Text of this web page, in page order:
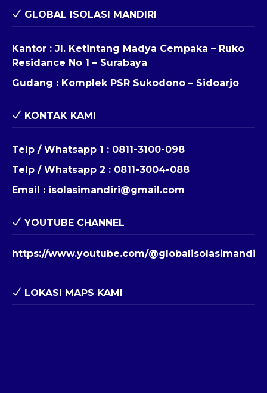
GLOBAL ISOLASI MANDIRI
Kantor : Jl. Ketintang Madya Cempaka – Ruko
Residance No 1 – Surabaya
Gudang : Komplek PSR Sukodono – Sidoarjo
KONTAK KAMI
Telp / Whatsapp 1 : 0811-3100-098
Telp / Whatsapp 2 : 0811-3004-088
Email : isolasimandiri@gmail.com
YOUTUBE CHANNEL
https://www.youtube.com/@globalisolasimandiri
LOKASI MAPS KAMI